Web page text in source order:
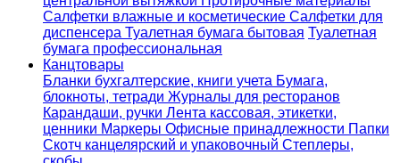
Салфетки влажные и косметические Салфетки для
диспенсера Туалетная бумага бытовая Туалетная
бумага профессиональная
Канцтовары
Бланки бухгалтерские, книги учета Бумага,
блокноты, тетради Журналы для ресторанов
Карандаши, ручки Лента кассовая, этикетки,
ценники Маркеры Офисные принадлежности Папки
Скотч канцелярский и упаковочный Степлеры,